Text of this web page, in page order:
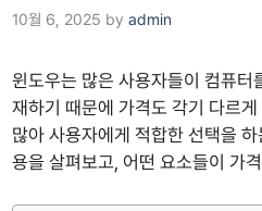
10월 6, 2025 by admin
윈도우는 많은 사용자들이 컴퓨터
재하기 때문에 가격도 각기 다르
많아 사용자에게 적합한 선택을
용을 살펴보고, 어떤 요소들이 가